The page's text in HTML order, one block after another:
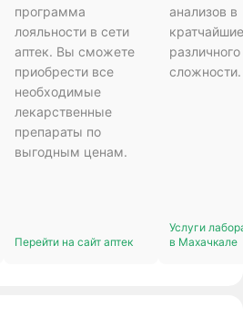
программа
лояльности в сети
аптек. Вы сможете
приобрести все
необходимые
лекарственные
препараты по
выгодным ценам.
Перейти на сайт аптек
анализов в
сложности.
Услуги
в Махачкале